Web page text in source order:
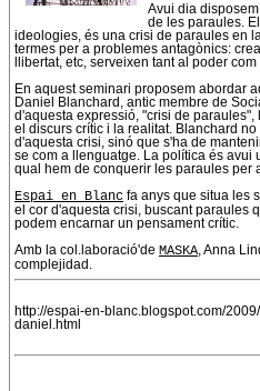
Avui dia
de les paraules.
ideologies, és una crisi de paraules en
termes per a problemes antagònics:
llibertat, etc, serveixen tant al poder
En aquest seminari proposem abordar
Daniel Blanchard, antic membre de
d'aquesta expressió, "crisi de
el discurs crític i la realitat. Blanchard
d'aquesta crisi, sinó que s'ha de
se com a llenguatge. La política és avui
qual hem de conquerir les paraules per
Espai en Blanc fa anys que situa les
el cor d'aquesta crisi, buscant paraules
podem encarnar un pensament crític.
Amb la col.laboració'de MASKA , Anna
complejidad.
http://espai-en-blanc.blogspot.com/
daniel.html